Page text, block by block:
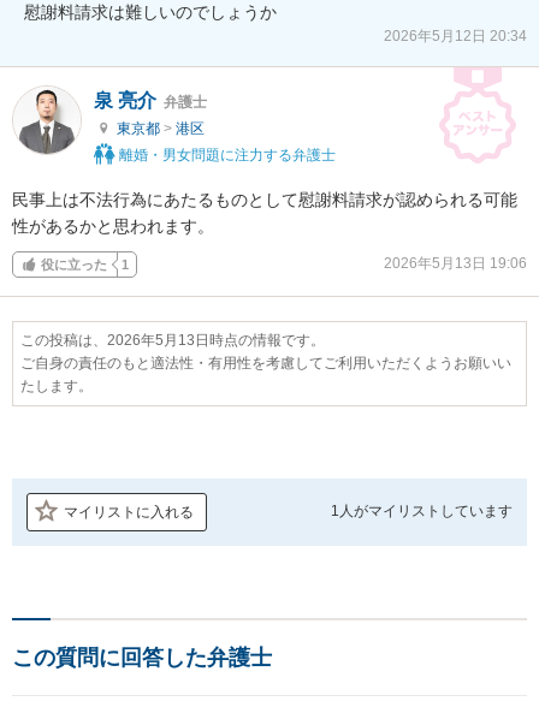
慰謝料請求は難しいのでしょうか
2026年5月12日 20:34
泉 亮介 弁護士
東京都 > 港区
離婚・男女問題に注力する弁護士
民事上は不法行為にあたるものとして慰謝料請求が認められる可能
性があるかと思われます。
役に立った 1 2026年5月13日 19:06
この投稿は、2026年5月13日時点の情報です。
ご自身の責任のもと適法性・有用性を考慮してご利用いただくようお願いい
たします。
マイリストに入れる 1人がマイリストしています
この質問に回答した弁護士